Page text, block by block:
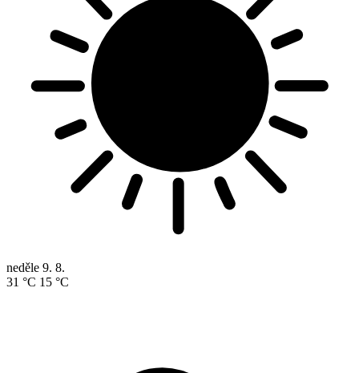
neděle 9. 8.
31 °C 15 °C